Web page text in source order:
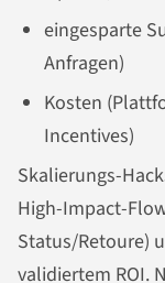
eingesparte
Anfragen)
Kosten
Incentives)
Skalierungs-
High-Impact-
Status/Retoure)
validiertem ROI.